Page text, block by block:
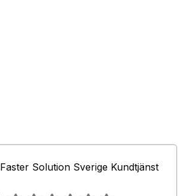
Faster Solution Sverige Kundtjänst